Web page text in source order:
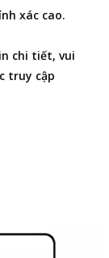
xác cao.
chi tiết, vui
truy cập